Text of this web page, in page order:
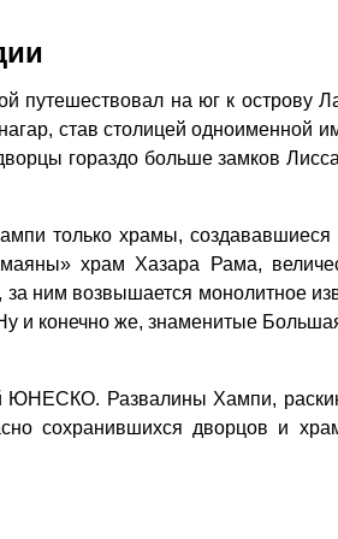
путешествовал на юг к острову
став столицей одноименной
гораздо больше замков
только храмы,
храм Хазара Рама,
ним возвышается монолитное
и конечно же, знаменитые
ЮНЕСКО. Развалины Хампи,
сохранившихся дворцов и